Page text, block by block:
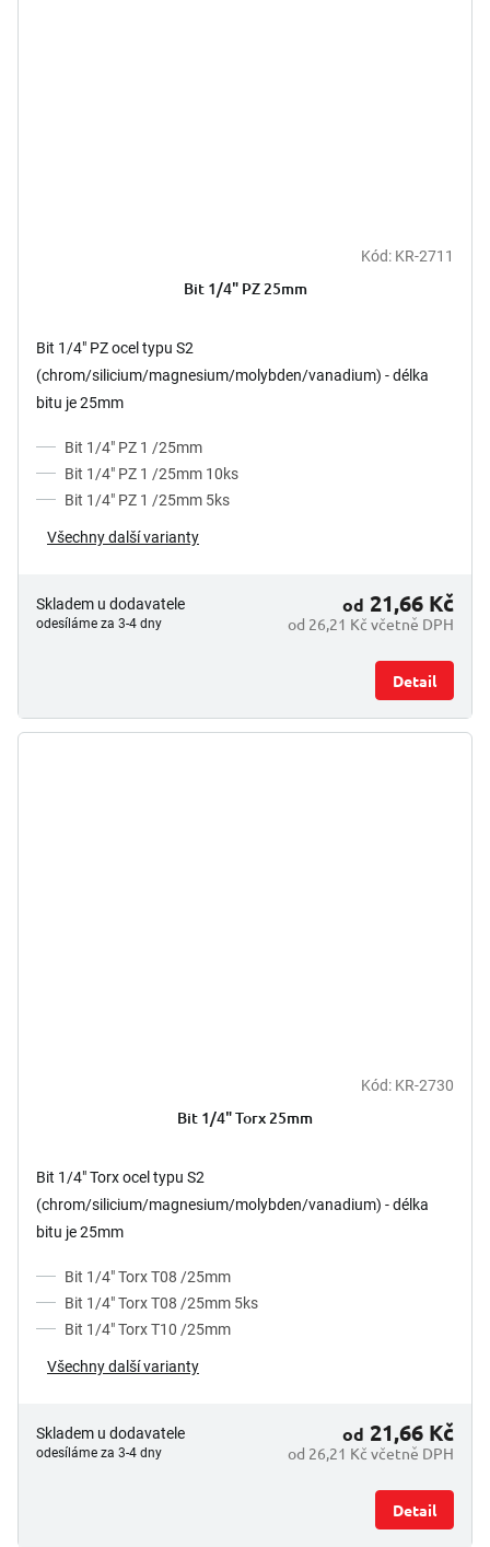
Kód: KR-2711
Bit 1/4" PZ 25mm
Bit 1/4" PZ ocel typu S2
(chrom/silicium/magnesium/molybden/vanadium) - délka
bitu je 25mm
Bit 1/4" PZ 1 /25mm
Bit 1/4" PZ 1 /25mm 10ks
Bit 1/4" PZ 1 /25mm 5ks
Všechny další varianty
Skladem u dodavatele
odesíláme za 3-4 dny od 26,21 Kč včetně DPH
od 21,66 Kč
Detail
Kód: KR-2730
Bit 1/4" Torx 25mm
Bit 1/4" Torx ocel typu S2
(chrom/silicium/magnesium/molybden/vanadium) - délka
bitu je 25mm
Bit 1/4" Torx T08 /25mm
Bit 1/4" Torx T08 /25mm 5ks
Bit 1/4" Torx T10 /25mm
Všechny další varianty
Skladem u dodavatele
odesíláme za 3-4 dny od 26,21 Kč včetně DPH
od 21,66 Kč
Detail